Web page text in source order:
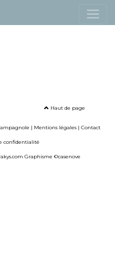
Haut de page
| Mentions légales | Contact
confidentialité
Graphisme ©casenove